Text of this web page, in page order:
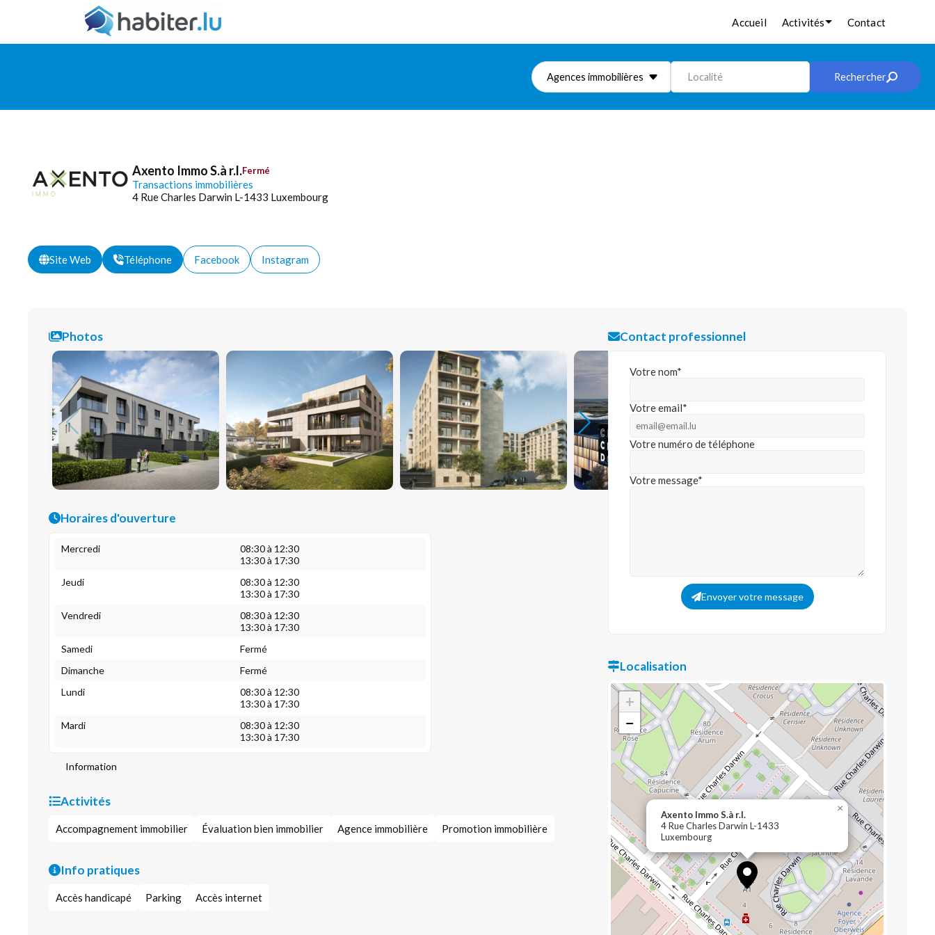
Accueil Activités Contact
Agences immobilières Localité Rechercher
Axento Immo S.à r.l.Fermé
Transactions immobilières
4 Rue Charles Darwin L-1433 Luxembourg
Site Web Téléphone Facebook Instagram
Photos
Horaires d'ouverture
Mercredi
08:30 à 12:30
13:30 à 17:30
Jeudi
08:30 à 12:30
13:30 à 17:30
Vendredi
08:30 à 12:30
13:30 à 17:30
Samedi
Fermé
Dimanche
Fermé
Lundi
08:30 à 12:30
13:30 à 17:30
Mardi
08:30 à 12:30
13:30 à 17:30
Information
Activités
Accompagnement immobilier Évaluation bien immobilier Agence immobilière Promotion immobilière
Info pratiques
Accès handicapé Parking Accès internet
Contact professionnel
Votre nom*
Votre email*
Votre numéro de téléphone
Votre message*
Envoyer votre message
Localisation
Axento Immo S.à r.l.
4 Rue Charles Darwin L-1433
Luxembourg
×
+
−